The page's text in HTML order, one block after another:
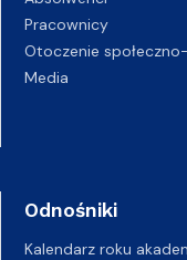
Pracownicy
Otoczenie
Media
Odnośniki
Kalendarz roku